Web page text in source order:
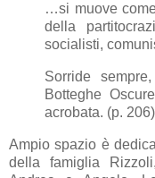
…si muove
della
socialisti,
Sorride
Botteghe
acrobata. (p. 206)
Ampio spazio è
della famiglia